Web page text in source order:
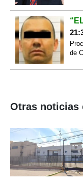
de
Otras noticias